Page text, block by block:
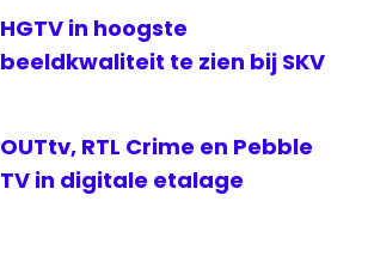
HGTV in hoogste
beeldkwaliteit te zien bij SKV
OUTtv, RTL Crime en Pebble
TV in digitale etalage